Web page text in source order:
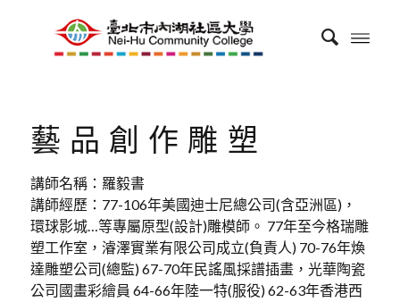
藝品創作雕塑
講師名稱：羅毅書
講師經歷：77-106年美國迪士尼總公司(含亞洲區)，
環球影城…等專屬原型(設計)雕模師。 77年至今格瑞雕
塑工作室，濬澤實業有限公司成立(負責人) 70-76年煥
達雕塑公司(總監) 67-70年民謠風採譜插畫，光華陶瓷
公司國畫彩繪員 64-66年陸一特(服役) 62-63年香港西